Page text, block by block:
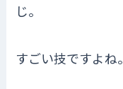
じ。
すごい技ですよね。